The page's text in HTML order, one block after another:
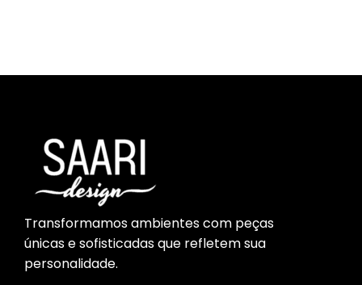
Transformamos ambientes com peças
únicas e sofisticadas que refletem sua
personalidade.